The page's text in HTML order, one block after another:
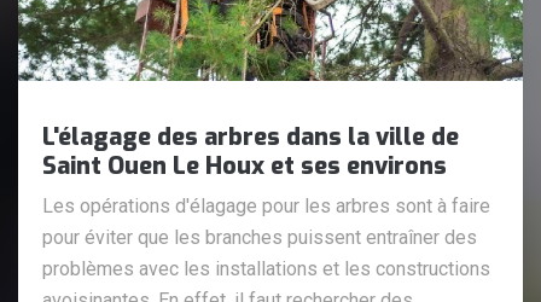
L'élagage des arbres dans la ville de
Saint Ouen Le Houx et ses environs
Les opérations d'élagage pour les arbres sont à faire
pour éviter que les branches puissent entraîner des
problèmes avec les installations et les constructions